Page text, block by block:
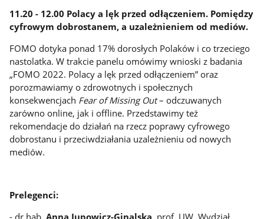
11.20 - 12.00 Polacy a lęk przed odłączeniem. Pomiędzy
cyfrowym dobrostanem, a uzależnieniem od mediów.
FOMO dotyka ponad 17% dorosłych Polaków i co trzeciego
nastolatka. W trakcie panelu omówimy wnioski z badania
„FOMO 2022. Polacy a lęk przed odłączeniem” oraz
porozmawiamy o zdrowotnych i społecznych
konsekwencjach Fear of Missing Out– odczuwanych
zarówno online, jak i offline. Przedstawimy też
rekomendacje do działań na rzecz poprawy cyfrowego
dobrostanu i przeciwdziałania uzależnieniu od nowych
mediów.
Prelegenci:
- dr hab.Anna Jupowicz-Ginalska, prof. UW, Wydział